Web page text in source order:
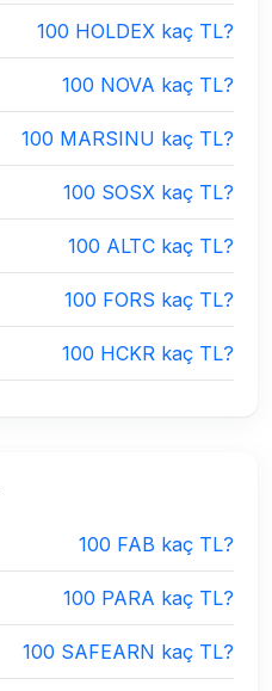
100 HOLDEX kaç TL?
100 NOVA kaç TL?
100 MARSINU kaç TL?
100 SOSX kaç TL?
100 ALTC kaç TL?
100 FORS kaç TL?
100 HCKR kaç TL?
100 FAB kaç TL?
100 PARA kaç TL?
100 SAFEARN kaç TL?